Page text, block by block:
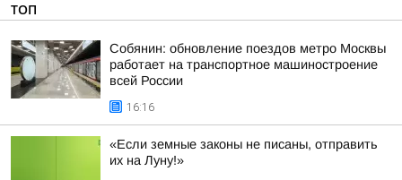
ТОП
Собянин: обновление поездов метро Москвы
работает на транспортное машиностроение
всей России
16:16
«Если земные законы не писаны, отправить
их на Луну!»